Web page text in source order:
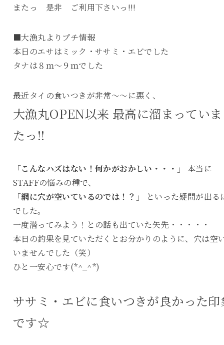
またっ 是非 ご利用下さいっ!!!
■大漁丸よりプチ情報
本日のエサはミック・ササミ・エビでした
タナは８ｍ～９ｍでした
最近タイの食いつきが非常～～に悪く、
大漁丸OPEN以来 最高に溜まってい
たっ!!
「こんなハズはない！何かがおかしい・・・」
本当に
STAFFの悩みの種で、
「網に穴が空いているのでは！？」
といった疑問が出る
でした。
一度潜ってみよう！との話も出ていた矢先・・・・・
本日の釣果を見ていただくとお分かりのように、穴は空
いませんでした（笑）
ひと一安心です(*^_^*)
ササミ・エビに食いつきが良かった印
です☆